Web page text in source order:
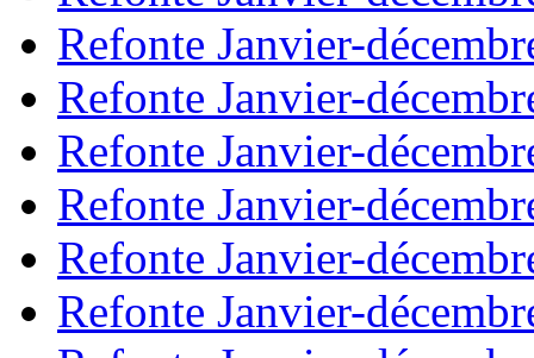
Refonte Janvier-
Refonte Janvier-
Refonte Janvier-
Refonte Janvier-
Refonte Janvier-
Refonte Janvier-